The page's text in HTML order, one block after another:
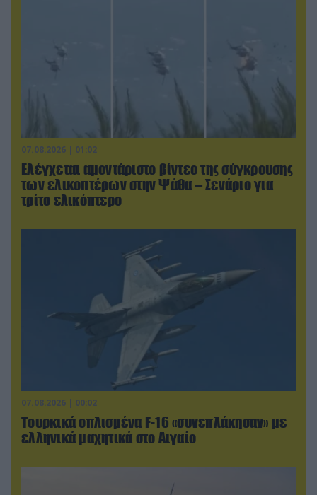
07.08.2026 | 01:02
Ελέγχεται αμοντάριστο βίντεο της σύγκρουσης
των ελικοπτέρων στην Ψάθα – Σενάριο για
τρίτο ελικόπτερο
07.08.2026 | 00:02
Τουρκικά οπλισμένα F-16 «συνεπλάκησαν» με
ελληνικά μαχητικά στο Αιγαίο